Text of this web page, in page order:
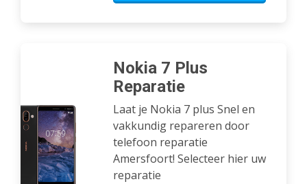
Nokia 7 Plus
Reparatie
Laat je Nokia 7 plus Snel en
vakkundig repareren door
telefoon reparatie
Amersfoort! Selecteer hier uw
reparatie